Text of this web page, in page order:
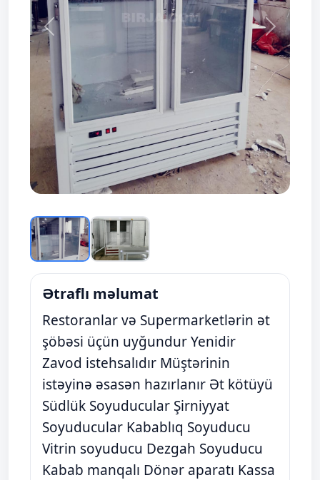
Prev Next
Ətraflı məlumat
Restoranlar və Supermarketlərin ət
şöbəsi üçün uyğundur Yenidir
Zavod istehsalıdır Müştərinin
istəyinə əsasən hazırlanır Ət kötüyü
Südlük Soyuducular Şirniyyat
Soyuducular Kabablıq Soyuducu
Vitrin soyuducu Dezgah Soyuducu
Kabab manqalı Dönər aparatı Kassa